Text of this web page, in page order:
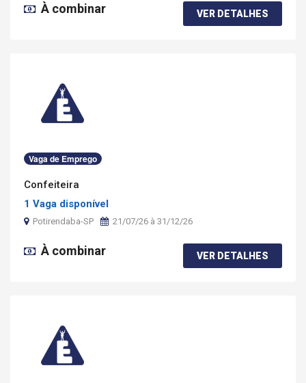
À combinar VER DETALHES
Vaga de Emprego
Confeiteira
1 Vaga disponível
Potirendaba-SP 21/07/26 à 31/12/26
À combinar VER DETALHES